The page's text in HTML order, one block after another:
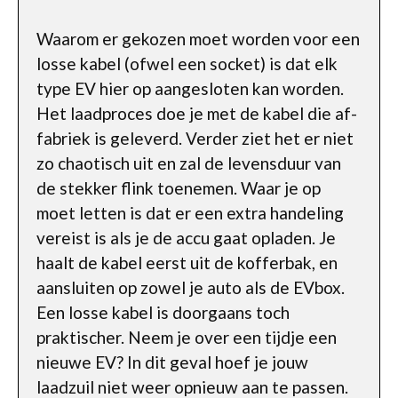
Waarom er gekozen moet worden voor een
losse kabel (ofwel een socket) is dat elk
type EV hier op aangesloten kan worden.
Het laadproces doe je met de kabel die af-
fabriek is geleverd. Verder ziet het er niet
zo chaotisch uit en zal de levensduur van
de stekker flink toenemen. Waar je op
moet letten is dat er een extra handeling
vereist is als je de accu gaat opladen. Je
haalt de kabel eerst uit de kofferbak, en
aansluiten op zowel je auto als de EVbox.
Een losse kabel is doorgaans toch
praktischer. Neem je over een tijdje een
nieuwe EV? In dit geval hoef je jouw
laadzuil niet weer opnieuw aan te passen.